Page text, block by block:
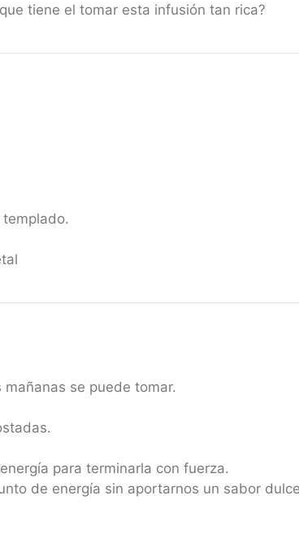
tiene el tomar esta infusión tan rica?
se puede tomar.
para terminarla con fuerza.
de energía sin aportarnos un sabor